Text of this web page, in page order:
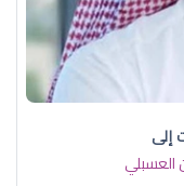
إلى
العسبلي